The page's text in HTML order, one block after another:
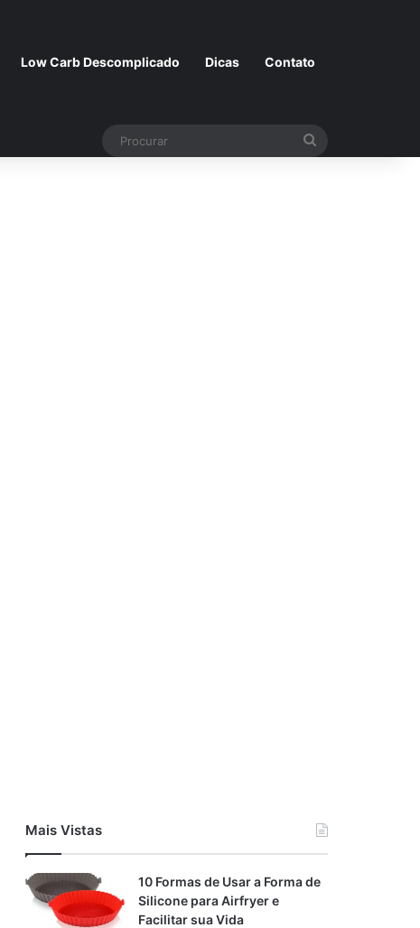
Low Carb Descomplicado Dicas Contato
Mais Vistas
10 Formas de Usar a Forma de
Silicone para Airfryer e
Facilitar sua Vida